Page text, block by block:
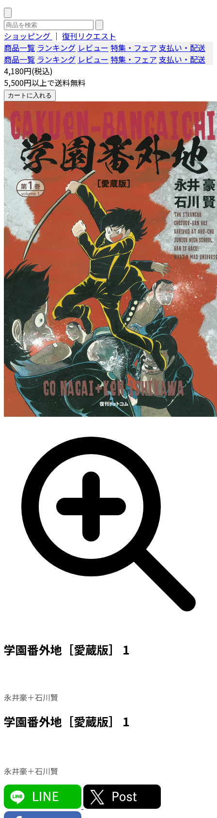
ショッピング ｜ 復刊リクエスト
商品一覧 ランキング レビュー 特集・フェア 支払い・配送
商品一覧 ランキング レビュー 特集・フェア 支払い・配送
4,180円(税込)
5,500円以上で送料無料
カートに入れる
学園番外地［愛蔵版］ 1
永井豪＋石川賢
学園番外地［愛蔵版］ 1
永井豪＋石川賢